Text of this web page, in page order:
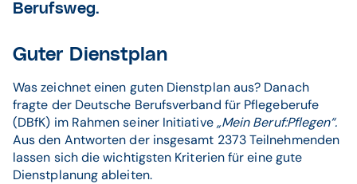
Berufsweg.
Guter Dienstplan
Was zeichnet einen guten Dienstplan aus? Danach
fragte der Deutsche Berufsverband für Pflegeberufe
(DBfK) im Rahmen seiner Initiative„Mein Beruf:Pflegen“.
Aus den Antworten der insgesamt 2373 Teilnehmenden
lassen sich die wichtigsten Kriterien für eine gute
Dienstplanung ableiten.